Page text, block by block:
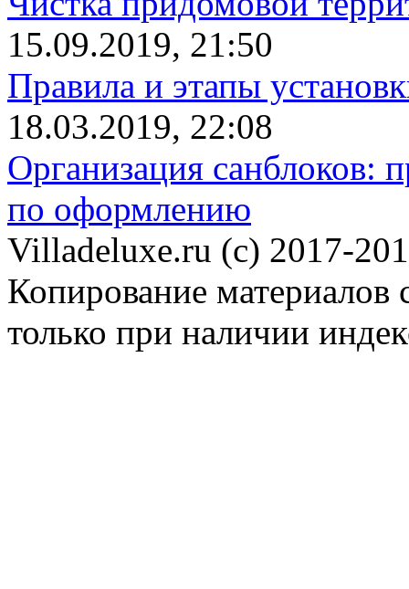
15.09.2019, 21:50
Правила и этапы
18.03.2019, 22:08
Организация санблоков:
по оформлению
Villadeluxe.ru (c) 2017-
Копирование материалов
только при наличии